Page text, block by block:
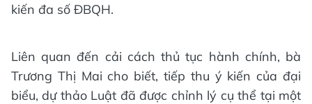
kiến đa số ĐBQH.
Liên quan đến cải cách thủ tục hành chính, bà
Trương Thị Mai cho biết, tiếp thu ý kiến của đại
biểu, dự thảo Luật đã được chỉnh lý cụ thể tại một